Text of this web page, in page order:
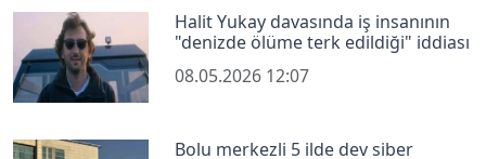
Halit Yukay davasında iş insanının
"denizde ölüme terk edildiği" iddiası
08.05.2026 12:07
Bolu merkezli 5 ilde dev siber